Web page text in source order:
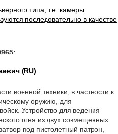
типа, т.е. камеры
последовательно в качестве
(RU)
военной техники, в частности к
оружию, для
Устройство для ведения
огня из двух совмещенных
под пистолетный патрон,